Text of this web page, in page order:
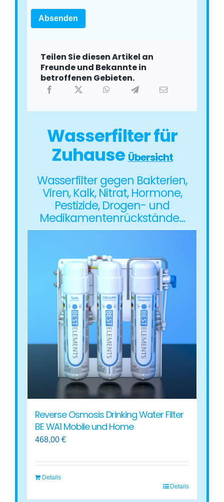
Absenden
Teilen Sie diesen Artikel an
Freunde und Bekannte in
betroffenen Gebieten.
Wasserfilter für
ZuhauseÜbersicht
Wasserfilter gegen Bakterien,
Viren, Kalk, Nitrat, Hormone,
Pestizide, Drogen- und
Medikamentenrückstände…
Reverse Osmosis Drinking Water Filter
BE WA1 Mobile und Home
468,00€
Details
Details